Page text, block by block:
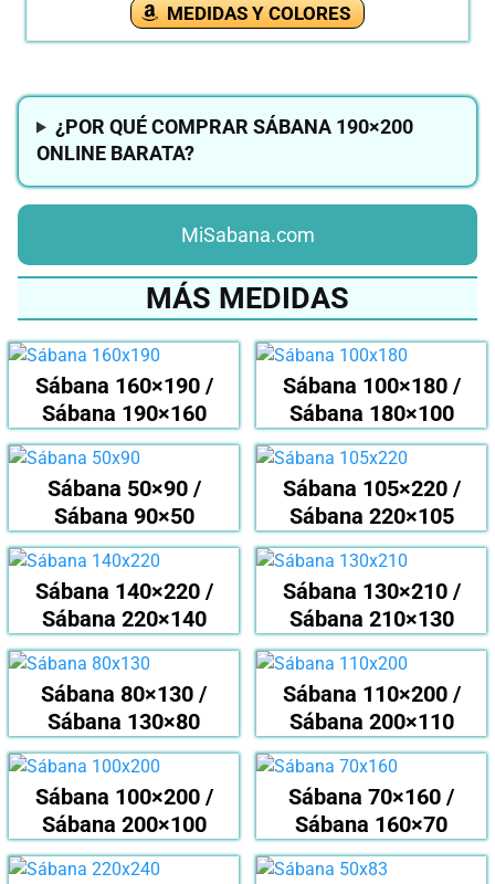
MEDIDAS Y COLORES
¿POR QUÉ COMPRAR SÁBANA 190×200
ONLINE BARATA?
MiSabana.com
MÁS MEDIDAS
Sábana 160×190 /
Sábana 190×160
Sábana 100×180 /
Sábana 180×100
Sábana 50×90 /
Sábana 90×50
Sábana 105×220 /
Sábana 220×105
Sábana 140×220 /
Sábana 220×140
Sábana 130×210 /
Sábana 210×130
Sábana 80×130 /
Sábana 130×80
Sábana 110×200 /
Sábana 200×110
Sábana 100×200 /
Sábana 200×100
Sábana 70×160 /
Sábana 160×70